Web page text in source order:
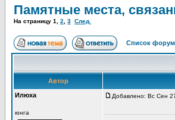
Памятные места,
На страницу 1 2 3 След.
Список
Автор
Илюха
юнга
Добавлено: Вс Сен